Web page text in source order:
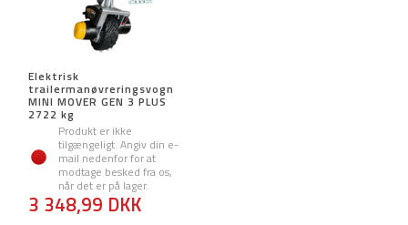
Elektrisk
trailermanøvreringsvogn
MINI MOVER GEN 3 PLUS
2722 kg
Produkt er ikke
tilgængeligt. Angiv din e-
mail nedenfor for at
modtage besked fra os,
når det er på lager.
3 348,99 DKK